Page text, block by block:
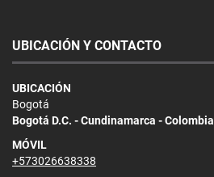
UBICACIÓN Y CONTACTO
UBICACIÓN
Bogotá
Bogotá D.C. - Cundinamarca - Colombia
MÓVIL
+573026638338